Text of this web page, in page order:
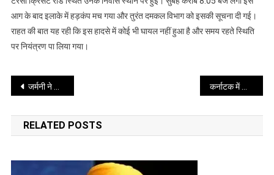
के
दिल्ली
आग,
आग के बाद इलाके में हड़कंप मच गया और तुरंत दमकल विभाग को इसकी सूचना दी गई।
राहत की बात यह रही कि इस हादसे में कोई भी घायल नहीं हुआ है और समय रहते स्थिति
पर नियंत्रण पा लिया गया।
Post
navigation
जर्मनी ने भारतीय पासपोर्ट धारकों के लिए वीज़ा-फ्री ट्रांज़िट का किया ऐलान
RELATED POSTS